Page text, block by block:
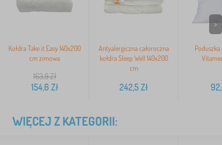
Kołdra Take it Easy 140x200
cm zimowa
163,9Zł
154,6 Zł
Antyalergiczna całoroczna
kołdra Sleep Well 140x200
cm
242,5Zł
>
WIĘCEJ Z KATEGORII: